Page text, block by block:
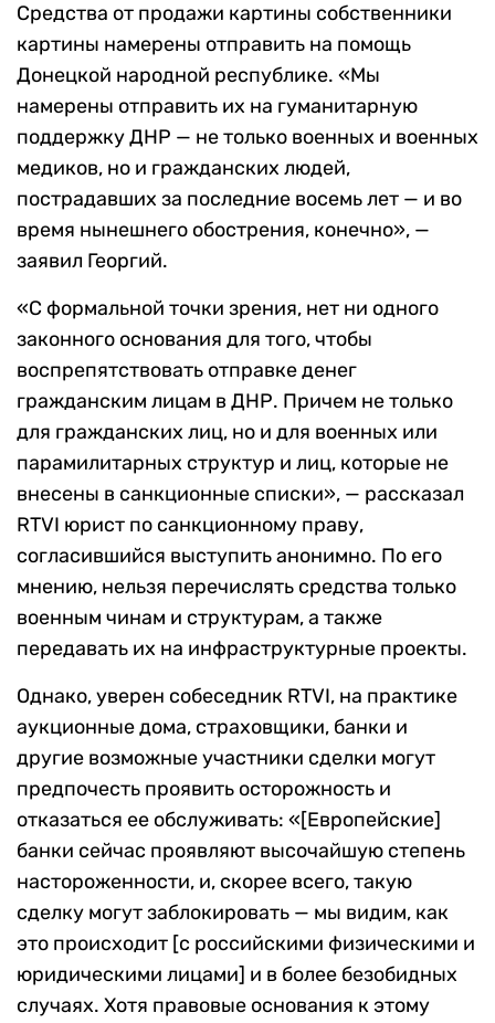
Средства от продажи картины собственники
картины намерены отправить на помощь
Донецкой народной республике. «Мы
намерены отправить их на гуманитарную
поддержку ДНР — не только военных и военных
медиков, но и гражданских людей,
пострадавших за последние восемь лет — и во
время нынешнего обострения, конечно», —
заявил Георгий.
«С формальной точки зрения, нет ни одного
законного основания для того, чтобы
воспрепятствовать отправке денег
гражданским лицам в ДНР. Причем не только
для гражданских лиц, но и для военных или
парамилитарных структур и лиц, которые не
внесены в санкционные списки», — рассказал
RTVI юрист по санкционному праву,
согласившийся выступить анонимно. По его
мнению, нельзя перечислять средства только
военным чинам и структурам, а также
передавать их на инфраструктурные проекты.
Однако, уверен собеседник RTVI, на практике
аукционные дома, страховщики, банки и
другие возможные участники сделки могут
предпочесть проявить осторожность и
отказаться ее обслуживать: «[Европейские]
банки сейчас проявляют высочайшую степень
настороженности, и, скорее всего, такую
сделку могут заблокировать — мы видим, как
это происходит [с российскими физическими и
юридическими лицами] и в более безобидных
случаях. Хотя правовые основания к этому